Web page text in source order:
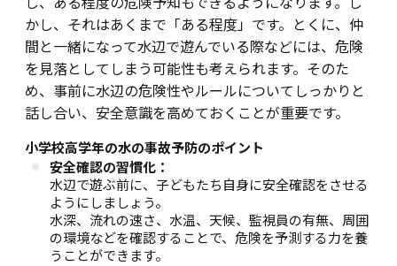
かし、それはあくまで「ある程度」です。とくに、仲
間と一緒になって水辺で遊んでいる際などには、危険
を見落としてしまう可能性も考えられます。そのた
め、事前に水辺の危険性やルールについてしっかりと
話し合い、安全意識を高めておくことが重要です。
小学校高学年の水の事故予防のポイント
安全確認の習慣化：
水辺で遊ぶ前に、子どもたち自身に安全確認をさせる
ようにしましょう。
水深、流れの速さ、水温、天候、監視員の有無、周囲
の環境などを確認することで、危険を予測する力を養
うことができます。